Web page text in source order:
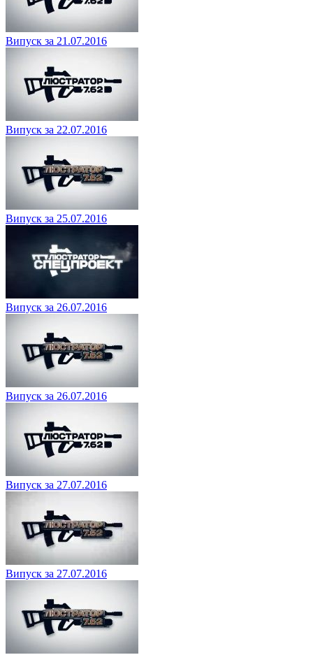
Випуск за 21.07.2016
Випуск за 22.07.2016
Випуск за 25.07.2016
Випуск за 26.07.2016
Випуск за 26.07.2016
Випуск за 27.07.2016
Випуск за 27.07.2016